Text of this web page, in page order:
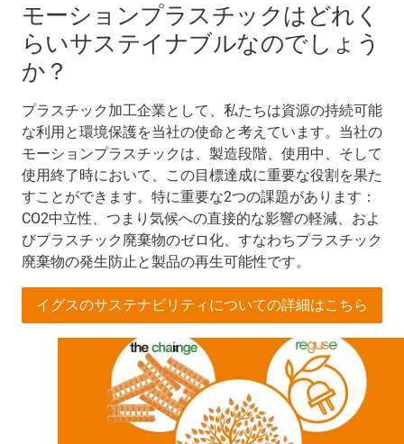
モーションプラスチックはどれく
らいサステイナブルなのでしょう
か？
プラスチック加工企業として、私たちは資源の持続可能
な利用と環境保護を当社の使命と考えています。当社の
モーションプラスチックは、製造段階、使用中、そして
使用終了時において、この目標達成に重要な役割を果た
すことができます。特に重要な2つの課題があります：
CO2中立性、つまり気候への直接的な影響の軽減、およ
びプラスチック廃棄物のゼロ化、すなわちプラスチック
廃棄物の発生防止と製品の再生可能性です。
イグスのサステナビリティについての詳細はこちら